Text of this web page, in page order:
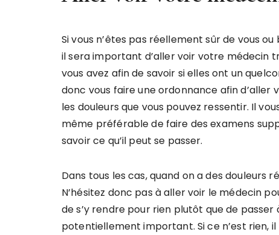
Si vous n’êtes pas réellement sûr de vous
il sera important d’aller voir votre médecin
vous avez afin de savoir si elles ont un
donc vous faire une ordonnance afin d’aller
les douleurs que vous pouvez ressentir. Il
même préférable de faire des examens
savoir ce qu’il peut se passer.
Dans tous les cas, quand on a des douleurs
N’hésitez donc pas à aller voir le médecin
de s’y rendre pour rien plutôt que de
potentiellement important. Si ce n’est rien,